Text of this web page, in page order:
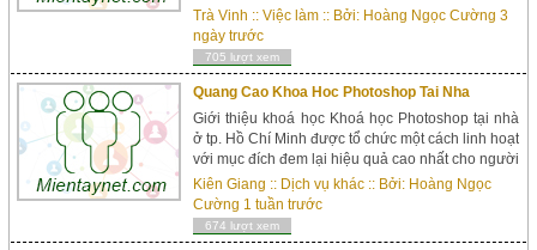
Indesign tại nhà ở Tp. HCM. Hiện tại, chúng tôi
đang cần tuyển dụng một đội ngũ nhân viên
chuyên đăng tin rao vặt theo yêu cầu, seo nội
dung được hướng dẫn trước và quảng cáo khóa
học. Địa ...
Trà Vinh ::Việc làm :: Bởi: Hoàng Ngọc Cường 3
ngày trước
705 lượt xem
Quang Cao Khoa Hoc Photoshop Tai Nha
Giới thiệu khoá học Khoá học Photoshop tại nhà
ở tp. Hồ Chí Minh được tổ chức một cách linh hoạt
với mục đích đem lại hiệu quả cao nhất cho người
học. Tuỳ vào nhu cầu của từng học viên mà khóa
học sẽ được thiết kế lại tí đỉnh cho phù hợp với
nhu cầu người học. Một giáo trình cụ thể sẽ được
gửi qua email sau 3 buổi họ...
Kiên Giang :: Dịch vụ khác :: Bởi: Hoàng Ngọc
Cường 1 tuần trước
674 lượt xem